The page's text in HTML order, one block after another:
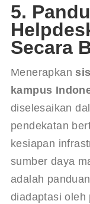
5.
Secara
Menerapkan
kampus
diselesaikan
pendekatan
kesiapan
sumber daya
adalah
diadaptasi oleh